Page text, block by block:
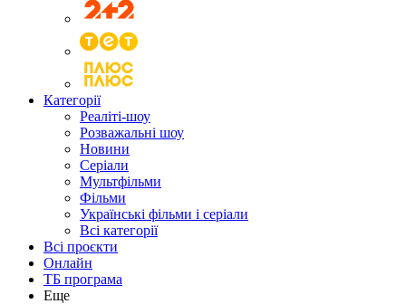
Категорії
Реаліті-шоу
Розважальні шоу
Новини
Серіали
Мультфільми
Фільми
Українські фільми і серіали
Всі категорії
Всі проєкти
Онлайн
ТБ програма
Еще